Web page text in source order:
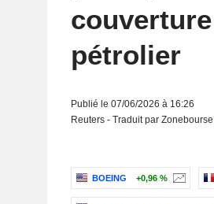
pétrolier
Publié le 07/06/2026 à 16:26
Reuters - Traduit par Zonebourse
BOEING +0,96 %